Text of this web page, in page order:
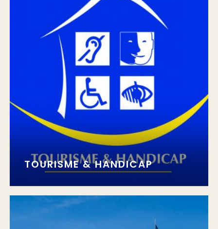
TOURISME & HANDICAP